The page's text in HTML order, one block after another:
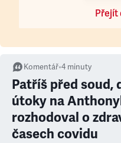
Přejít
Komentář•4 minuty
Patříš před soud,
útoky na
rozhodoval o
časech covidu